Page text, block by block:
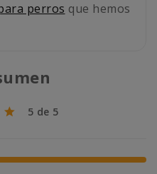
perros que hemos
5 de 5